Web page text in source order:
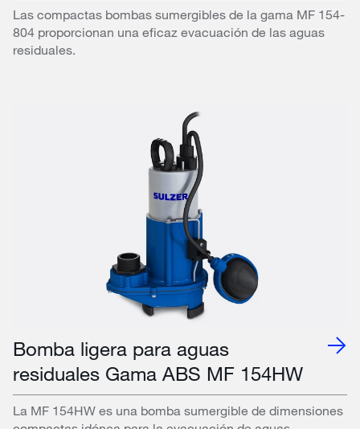
Las compactas bombas sumergibles de la gama MF 154-
804 proporcionan una eficaz evacuación de las aguas
residuales.
Bomba ligera para aguas
residuales Gama ABS MF 154HW
La MF 154HW es una bomba sumergible de dimensiones